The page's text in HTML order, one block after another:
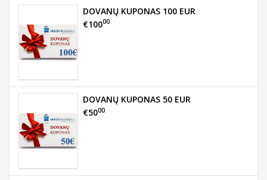
DOVANŲ KUPONAS 100 EUR
€10000
DOVANŲ KUPONAS 50 EUR
€5000